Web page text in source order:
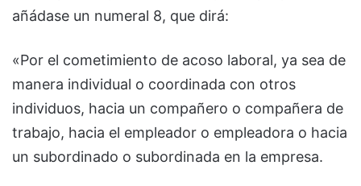
añádase un numeral 8, que dirá:
«Por el cometimiento de acoso laboral, ya sea de
manera individual o coordinada con otros
individuos, hacia un compañero o compañera de
trabajo, hacia el empleador o empleadora o hacia
un subordinado o subordinada en la empresa.